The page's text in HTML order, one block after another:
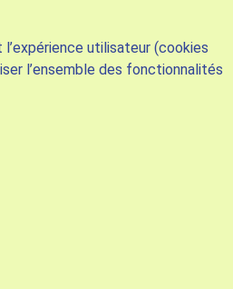
utilisateur (cookies
l’ensemble des fonctionnalités